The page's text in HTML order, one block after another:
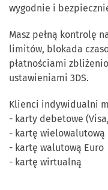
wygodnie i
Masz pełną kontrolę
limitów, blokada
płatnościami
ustawieniami 3DS.
Klienci indywidualni
- karty debetowe
- kartę wielowalutową
- kartę walutową Euro
- kartę wirtualną